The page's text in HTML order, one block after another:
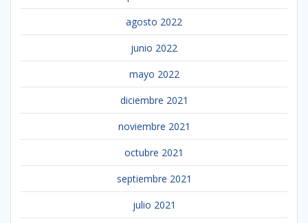
agosto 2022
junio 2022
mayo 2022
diciembre 2021
noviembre 2021
octubre 2021
septiembre 2021
julio 2021